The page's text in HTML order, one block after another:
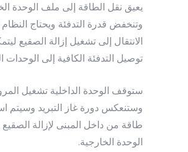
يعيق نقل الطاقة إلى ملف الوحدة
وتنخفض قدرة التدفئة ويحتاج
الانتقال إلى تشغيل إزالة الصقيع
توصيل التدفئة الكافية إلى الوحدات
ستوقف الوحدة الداخلية تشغيل
وستنعكس دورة غاز التبريد وسيتم
طاقة من داخل المبنى لإزالة
الوحدة الخارجية.